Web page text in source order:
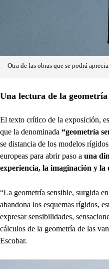
Otra de las obras que se podrá
Una lectura de la
El texto crítico de la exposición,
que la denominada “geometría
se distancia de los modelos
europeas para abrir paso a una
experiencia, la imaginación y
“La geometría sensible, surgida
abandona los esquemas rígidos,
expresar sensibilidades,
cálculos de la geometría de las
Escobar.